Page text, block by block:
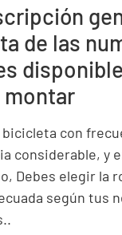
de las
montar
bicicleta con
considerable, y
Debes elegir la
según tus